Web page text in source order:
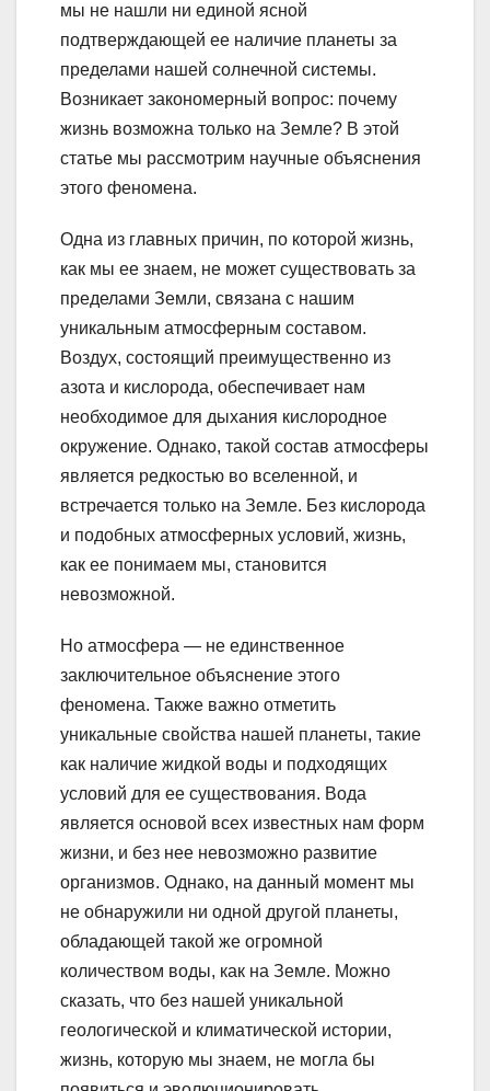
мы не нашли ни единой ясной
подтверждающей ее наличие планеты за
пределами нашей солнечной системы.
Возникает закономерный вопрос: почему
жизнь возможна только на Земле? В этой
статье мы рассмотрим научные объяснения
этого феномена.
Одна из главных причин, по которой жизнь,
как мы ее знаем, не может существовать за
пределами Земли, связана с нашим
уникальным атмосферным составом.
Воздух, состоящий преимущественно из
азота и кислорода, обеспечивает нам
необходимое для дыхания кислородное
окружение. Однако, такой состав атмосферы
является редкостью во вселенной, и
встречается только на Земле. Без кислорода
и подобных атмосферных условий, жизнь,
как ее понимаем мы, становится
невозможной.
Но атмосфера — не единственное
заключительное объяснение этого
феномена. Также важно отметить
уникальные свойства нашей планеты, такие
как наличие жидкой воды и подходящих
условий для ее существования. Вода
является основой всех известных нам форм
жизни, и без нее невозможно развитие
организмов. Однако, на данный момент мы
не обнаружили ни одной другой планеты,
обладающей такой же огромной
количеством воды, как на Земле. Можно
сказать, что без нашей уникальной
геологической и климатической истории,
жизнь, которую мы знаем, не могла бы